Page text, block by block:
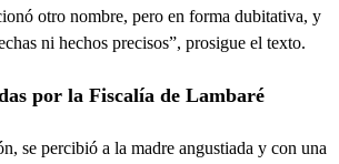
otro nombre, pero en forma dubitativa, y
ni hechos precisos”, prosigue el texto.
por la Fiscalía de Lambaré
se percibió a la madre angustiada y con una